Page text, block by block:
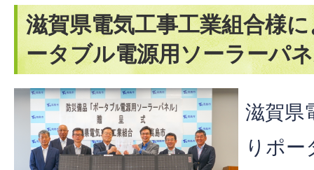
滋賀県電気工事工業組合様
ータブル電源用ソーラーパ
滋賀県
りポー